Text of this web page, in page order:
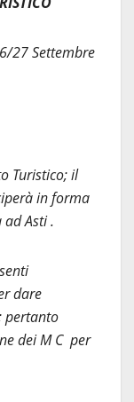
27 Settembre
Turistico; il
in forma
ad Asti .
dare
pertanto
dei M C per